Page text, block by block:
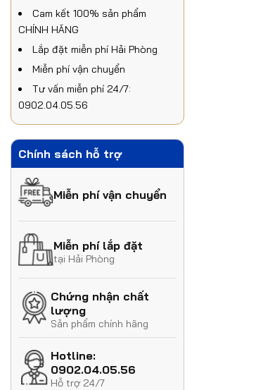
Cam kết 100% sản phẩm
CHÍNH HÃNG
Lắp đặt miễn phí Hải Phòng
Miễn phí vận chuyển
Tư vấn miễn phí 24/7:
0902.04.05.56
Chính sách hỗ trợ
Miễn phí vận chuyển
Miễn phí lắp đặt
tại Hải Phòng
Chứng nhận chất
lượng
Sản phẩm chính hãng
Hotline:
0902.04.05.56
Hỗ trợ 24/7